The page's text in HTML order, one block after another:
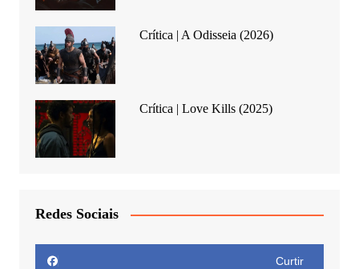
Crítica | A Odisseia (2026)
Crítica | Love Kills (2025)
Redes Sociais
Curtir